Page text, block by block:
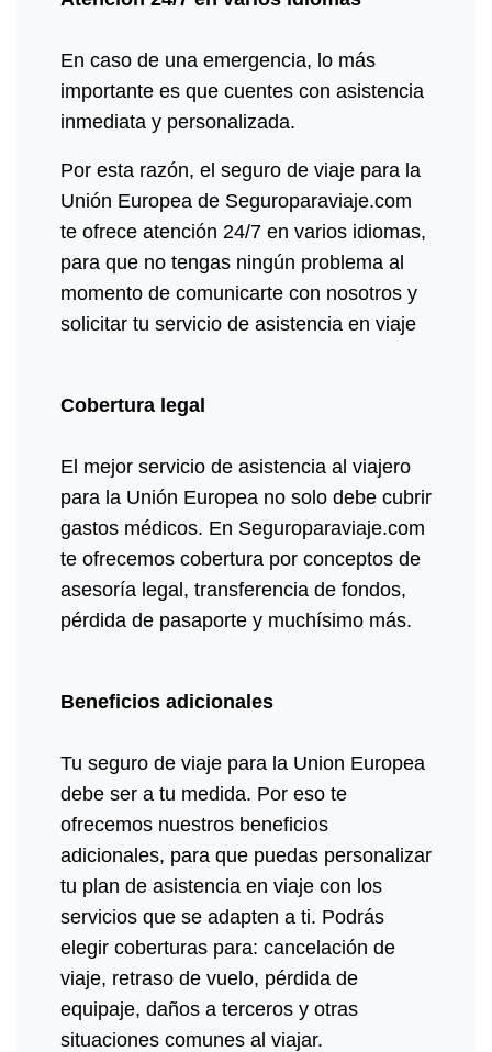
En caso de una emergencia, lo más
importante es que cuentes con asistencia
inmediata y personalizada.
Por esta razón, el seguro de viaje para la
Unión Europea de Seguroparaviaje.com
te ofrece atención 24/7 en varios idiomas,
para que no tengas ningún problema al
momento de comunicarte con nosotros y
solicitar tu servicio de asistencia en viaje
Cobertura legal
El mejor servicio de asistencia al viajero
para la Unión Europea no solo debe cubrir
gastos médicos. En Seguroparaviaje.com
te ofrecemos cobertura por conceptos de
asesoría legal, transferencia de fondos,
pérdida de pasaporte y muchísimo más.
Beneficios adicionales
Tu seguro de viaje para la Union Europea
debe ser a tu medida. Por eso te
ofrecemos nuestros beneficios
adicionales, para que puedas personalizar
tu plan de asistencia en viaje con los
servicios que se adapten a ti. Podrás
elegir coberturas para: cancelación de
viaje, retraso de vuelo, pérdida de
equipaje, daños a terceros y otras
situaciones comunes al viajar.